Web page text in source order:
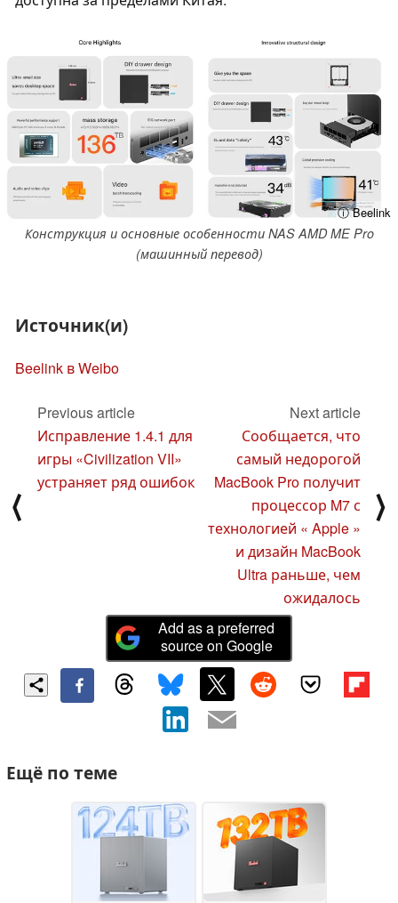
ⓘ Beelink
Конструкция и основные особенности NAS AMD ME Pro
(машинный перевод)
Источник(и)
Beelink в Weibo
⟨
Previous article
Исправление 1.4.1 для
игры «Civilization VII»
устраняет ряд ошибок
Next article
Сообщается, что
самый недорогой
MacBook Pro получит
процессор M7 с
технологией « Apple »
и дизайн MacBook
Ultra раньше, чем
ожидалось
⟩
Add as a preferred
source on Google
Ещё по теме